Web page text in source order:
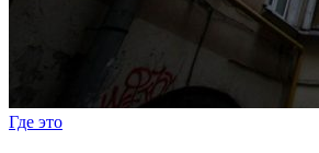
Где это